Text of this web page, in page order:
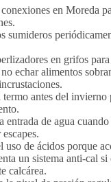
en Moreda
sumideros
en grifos
echar alimentos
termo antes del invierno
entrada de agua
uso de ácidos porque
un sistema anti-cal
calcárea.